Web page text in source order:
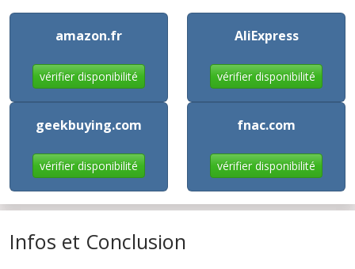
amazon.fr
vérifier disponibilité
AliExpress
vérifier disponibilité
geekbuying.com
vérifier disponibilité
fnac.com
vérifier disponibilité
Infos et Conclusion